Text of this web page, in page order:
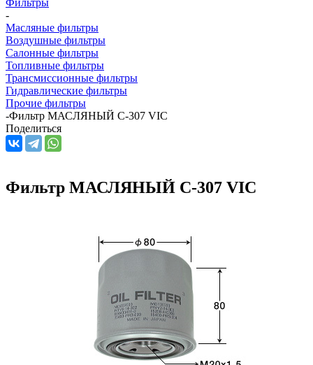
-
Масляные фильтры
Воздушные фильтры
Салонные фильтры
Топливные фильтры
Трансмиссионные фильтры
Гидравлические фильтры
Прочие фильтры
-Фильтр МАСЛЯНЫЙ C-307 VIC
Поделиться
Фильтр МАСЛЯНЫЙ C-307 VIC